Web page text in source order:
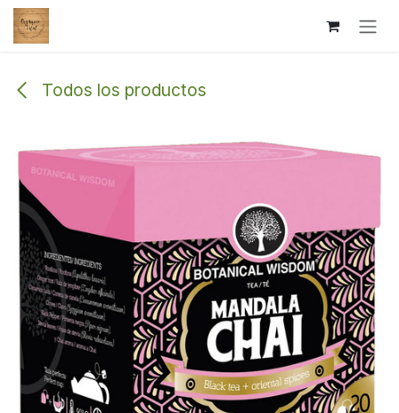
Ir al contenido
Todos los productos